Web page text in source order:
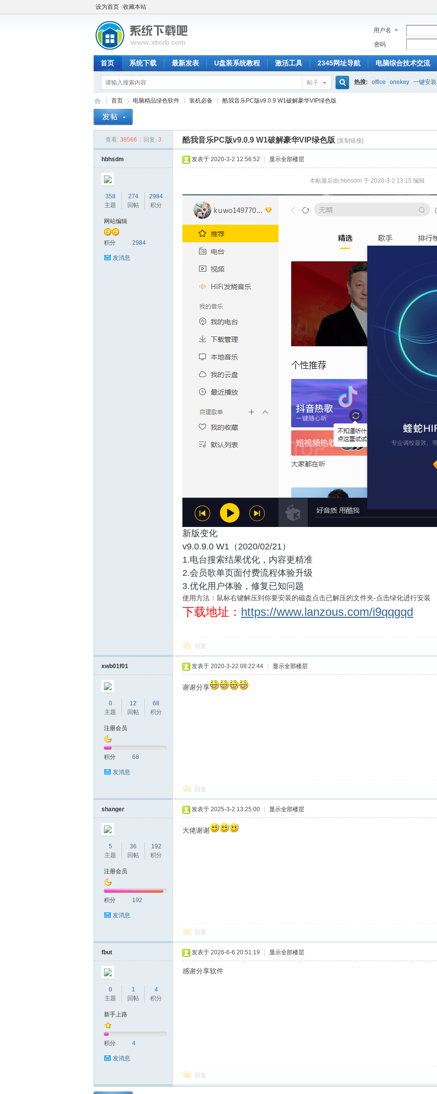
设为首页 收藏本站
用户名
密码
首页 系统下载 最新发表 U盘装系统教程 激活工具 2345网址导航 电脑综合技术交流
帖子
索
热搜: office onekey 一键安装
首页
›
电脑精品绿色软件 装机必备
›
酷我音乐PC版v9.0.9 W1破解豪华VIP绿色版
查看: 38566 回复: 3 酷我音乐PC版v9.0.9 W1破解豪华VIP绿色版 [复制链接]
hbhsdm
358
主题
274
回帖
2984
积分
网站编辑
积分 2984
发消息
发表于 2020-3-2 12:56:52 显示全部楼层
本帖最后由 hbhsdm 于 2020-3-2 13:15 编辑
新版变化
v9.0.9.0 W1（2020/02/21）
1.电台搜索结果优化，内容更精准
2.会员歌单页面付费流程体验升级
3.优化用户体验，修复已知问题
使用方法：鼠标右键解压到你要安装的磁盘点击已解压的文件夹-点击绿化进行安装
下载地址： https://www.lanzous.com/i9qqgqd
回复
xwb01f01
0
主题
12
回帖
68
积分
注册会员
积分 68
发消息
发表于 2020-3-22 08:22:44 显示全部楼层
谢谢分享
回复
shanger
5
主题
36
回帖
192
积分
注册会员
积分 192
发消息
发表于 2025-3-2 13:25:00 显示全部楼层
大佬谢谢
回复
fbut
0
主题
1
回帖
4
积分
新手上路
积分 4
发消息
发表于 2026-6-6 20:51:19 显示全部楼层
感谢分享软件
回复